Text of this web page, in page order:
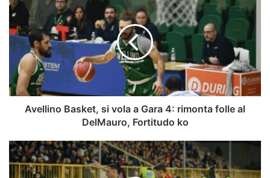
Basket,
si
vola
Gara
4:
rimonta
folle
ko
Avellino Basket, si vola a Gara 4: rimonta folle al
DelMauro, Fortitudo ko
Catanzaro-
Avellino
3-